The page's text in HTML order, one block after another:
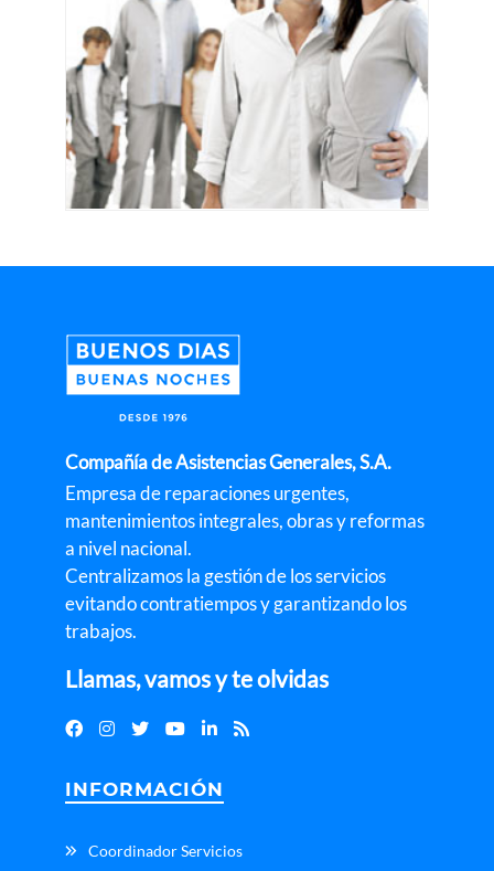
Compañía de Asistencias Generales, S.A.
Empresa de reparaciones urgentes,
mantenimientos integrales, obras y reformas
a nivel nacional.
Centralizamos la gestión de los servicios
evitando contratiempos y garantizando los
trabajos.
Llamas, vamos y te olvidas
INFORMACIÓN
Coordinador Servicios